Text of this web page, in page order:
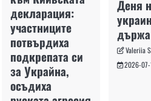
декларация:
участниците
потвърдиха
подкрепата си
за Украйна,
осъдиха
Деня
Valeriia
2026-07-